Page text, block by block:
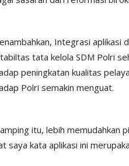
Integrasi aplikasi
tata kelola SDM Polri
peningkatan kualitas
Polri semakin menguat.
itu, lebih memudahkan
saya kata aplikasi ini
Ketua Umum
Sigit Prabowo